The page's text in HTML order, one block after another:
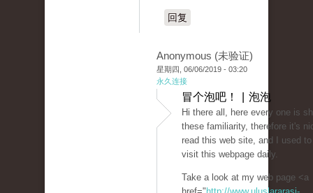
回复
Anonymous (未验证)
星期四, 06/06/2019 - 03:20
永久连接
冒个泡吧！ | 泡泡
Hi there all, here every one is
these familiarity, therefore it's
read this web site, and I used
visit this webpage daily.
Take a look at my web page <a